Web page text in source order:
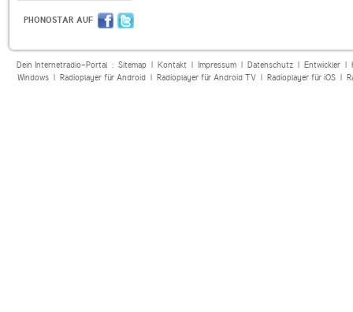
PHONOSTAR AUF
Dein Internetradio-Portal : Sitemap| Kontakt| Impressum| Datenschutz| Entwickler|
Windows| Radioplayer für Android| Radioplayer für Android TV| Radioplayer für iOS|